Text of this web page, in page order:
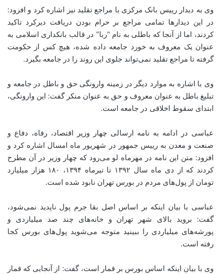
وی به دیدار رییس بانک مرکزی با مراجع تقلید نیز اشاره کرد و افزود:
در این دیدارها تمامی مراجع بر حرام بودن دریافت دیرکرد تاکید
کردند، اما از آنجا که باطلی به نام “ربا” در قالب بانکداری اسلامی به
عنوان یک معروف به خورد جامعه داده شده، هیچ کس از حکومت
گرفته تا مراجع تقلید نمی‌تواند جلوی این روند را در جامعه بگیرد.
وی با اشاره به موارد دیگر در زمینه وارونگی حق و باطل در جامعه و
تبلیغ باطل به عنوان معروف و حق به عنوان منکر گفت: این وارونگی،
ابتدای سقوط اخلاقی در جامعه است.
عباسی در ادامه به نامه ارسالی چهار وزیر اقتصاد، رفاه، دفاع و
صنعت و معدن به رییس جمهور در شهریور ماه امسال اشاره کرد و
افزود: متن این نامه در مهرماه لو می‌رود که چهار وزیر در آن مطرح
کردند که از دی ماه سال ۱۳۹۲ تا تیرماه ۱۳۹۴، ۱۸۰ هزار میلیارد
تومان از پول‌های مردم در بورس تهران نابود شده است.
عباسی با بیان اینکه بر اساس اصل بقا جرم پول ناپدید نمی‌شود،
گفت: بروید بالای شهر تهران و خانه‌های چند صد میلیاردی و
پورشه‌های میلیاردی را ببینید متوجه می‌شوید پول‌های بورس کجا
رفته است.
وی با بیان اینکه اساس بورس بر قمار است، گفت: از آنجایی که قمار